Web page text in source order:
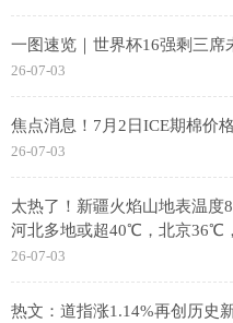
一图速览｜世界杯16强剩三席
26-07-03
焦点消息！7月2日ICE期棉价
26-07-03
太热了！新疆火焰山地表温
河北多地或超40℃，北京36℃
家分析
26-07-03
热文：道指涨1.14%再创历史